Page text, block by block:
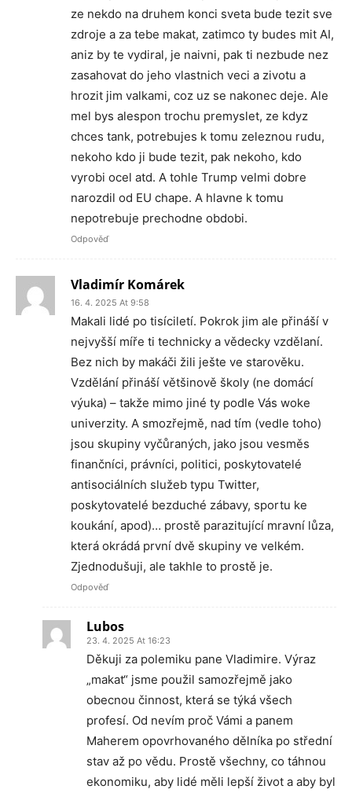
ze nekdo na druhem konci sveta bude tezit sve
zdroje a za tebe makat, zatimco ty budes mit AI,
aniz by te vydiral, je naivni, pak ti nezbude nez
zasahovat do jeho vlastnich veci a zivotu a
hrozit jim valkami, coz uz se nakonec deje. Ale
mel bys alespon trochu premyslet, ze kdyz
chces tank, potrebujes k tomu zeleznou rudu,
nekoho kdo ji bude tezit, pak nekoho, kdo
vyrobi ocel atd. A tohle Trump velmi dobre
narozdil od EU chape. A hlavne k tomu
nepotrebuje prechodne obdobi.
Odpověď
Vladimír Komárek
16. 4. 2025 At 9:58
Makali lidé po tisíciletí. Pokrok jim ale přináší v
nejvyšší míře ti technicky a vědecky vzdělaní.
Bez nich by makáči žili ješte ve starověku.
Vzdělání přináší většinově školy (ne domácí
výuka) – takže mimo jiné ty podle Vás woke
univerzity. A smozřejmě, nad tím (vedle toho)
jsou skupiny vyčůraných, jako jsou vesměs
finančníci, právníci, politici, poskytovatelé
antisociálních služeb typu Twitter,
poskytovatelé bezduché zábavy, sportu ke
koukání, apod)… prostě parazitující mravní lůza,
která okrádá první dvě skupiny ve velkém.
Zjednodušuji, ale takhle to prostě je.
Odpověď
Lubos
23. 4. 2025 At 16:23
Děkuji za polemiku pane Vladimire. Výraz
„makat“ jsme použil samozřejmě jako
obecnou činnost, která se týká všech
profesí. Od nevím proč Vámi a panem
Maherem opovrhovaného dělníka po střední
stav až po vědu. Prostě všechny, co táhnou
ekonomiku, aby lidé měli lepší život a aby byl